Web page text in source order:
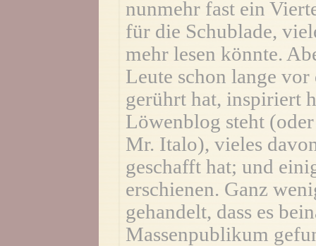
nunmehr fast ein
für die Schublade,
mehr lesen könnte.
Leute schon lange
gerührt hat, inspiriert
Löwenblog steht
Mr. Italo), vieles
geschafft hat; und
erschienen. Ganz
gehandelt, dass es
Massenpublikum